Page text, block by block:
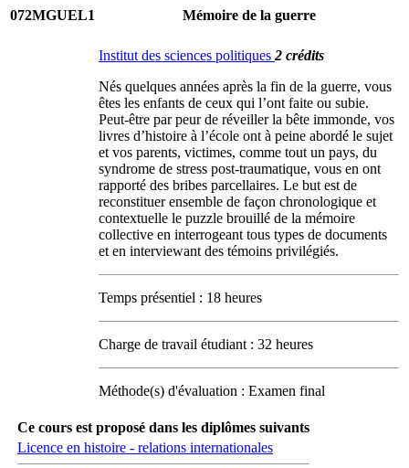
072MGUEL1 Mémoire de la guerre
Institut des sciences politiques 2 crédits
Nés quelques années après la fin de la guerre, vous
êtes les enfants de ceux qui l’ont faite ou subie.
Peut-être par peur de réveiller la bête immonde, vos
livres d’histoire à l’école ont à peine abordé le sujet
et vos parents, victimes, comme tout un pays, du
syndrome de stress post-traumatique, vous en ont
rapporté des bribes parcellaires. Le but est de
reconstituer ensemble de façon chronologique et
contextuelle le puzzle brouillé de la mémoire
collective en interrogeant tous types de documents
et en interviewant des témoins privilégiés.
Temps présentiel : 18 heures
Charge de travail étudiant : 32 heures
Méthode(s) d'évaluation : Examen final
Ce cours est proposé dans les diplômes suivants
Licence en histoire - relations internationales